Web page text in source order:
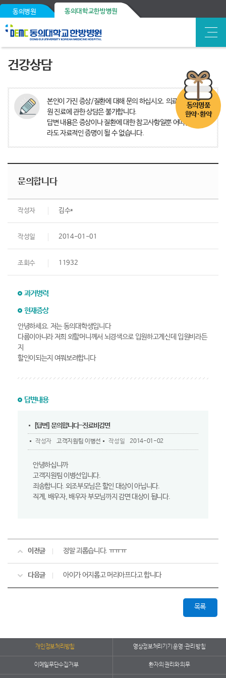
동의병원 동의대학교한방병원
동의명품
한약·환약
건강상담
본인이 가진 증상/질환에 대해 문의 하십시오. 의료분쟁, 타병
원 진료에 관한 상담은 불가합니다.
답변 내용은 증상이나 질환에 대한 참고사항일뿐 어떠한 경우
라도 자료적인 증명이 될 수 없습니다.
문의합니다
작성자 김수*
작성일 2014-01-01
조회수 11932
과거병력
현재증상
안녕하세요. 저는 동의대학생입니다
다름이아니라 저희 외할머니께서 뇌경색으로 입원하고계신데 입원비라든
지
할인이되는지 여쭤보려합니다
답변내용
[답변] 문의합니다-진료비감면
작성자 고객지원팀 이병선 작성일 2014-01-02
안녕하십니까
고객지원팀 이병선입니다.
죄송합니다. 외조부모님은 할인 대상이 아닙니다.
직계, 배우자, 배우자 부모님까지 감면 대상이 됩니다.
이전글 정말 괴롭습니다. ㅠㅠㅠ
다음글 아이가 어지롭고 머리아프다고 합니다
목록
개인정보처리방침 영상정보처리기기 운영·관리 방침
이메일무단수집거부 환자의 권리와 의무